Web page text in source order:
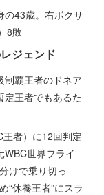
の43歳。右ボクサ
8敗
ジェンド
覇王者のドネア
定王者でもあるた
者）に12回判定
世界フライ
けで乗り切っ
“休養王者”にスラ